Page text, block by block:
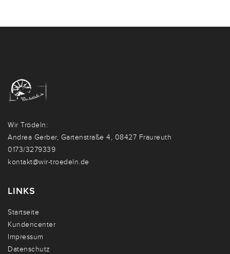
Wir Trödeln:
Andrea Gerber, Gartenstraße 4, 08427 Fraureuth
0173/3279339
kontakt@wir-troedeln.de
LINKS
Startseite
Kundencenter
Impressum
Datenschutz